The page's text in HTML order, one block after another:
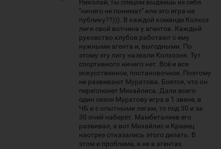
Николай, ты спецом выдаешь из себя
"ничего не понимат" или это игра на
публику??))). В каждой команде Колхоз
лиги свой вотчина у агентов. Каждый
руковство клубов работают с ему
нужными агента и, выгодными. По
этому эту лигу назвали Колхозня. Тут
спортивного ничего нет. Всё и вся
искусственное, постановочное. Поэтому
не развивают Муратова. Боятся, что он
переплюнет Михайлиса. Дали всего
один сезон Муратову игра в 1 звене, в
ЧБ и с опытными легам, то под 30 и за
30 очей наберёт. Мамбеталиев его
развивал, а вот Михайлис и Кравец
наотрез отказались этого делать. В
этом и проблема, а не в агентах.